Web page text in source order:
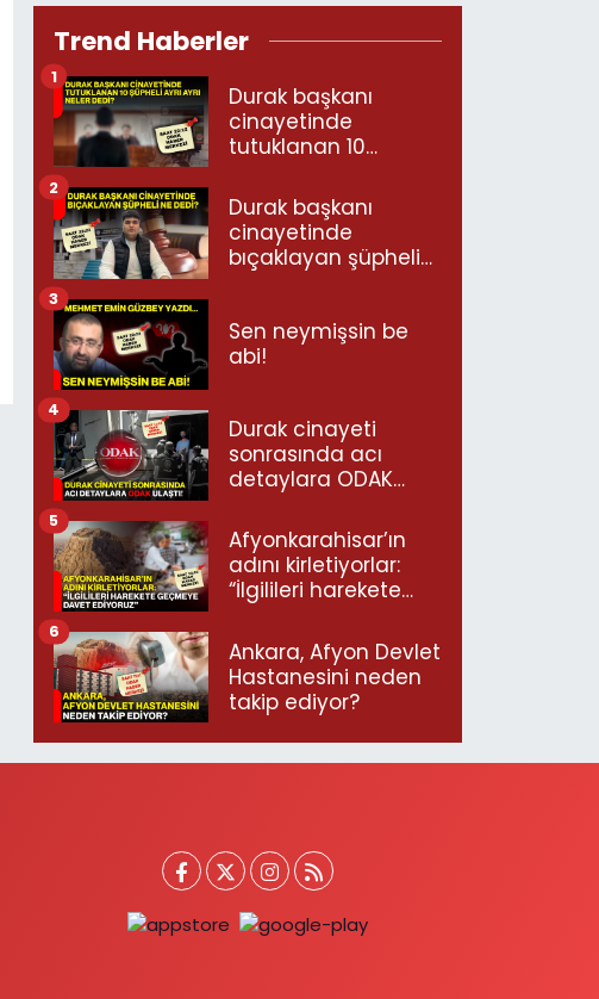
Trend Haberler
Durak başkanı
cinayetinde
tutuklanan 10
neler dedi?
1
Durak başkanı
cinayetinde
bıçaklayan şüpheli
2
Sen neymişsin be
abi!
3
Durak cinayeti
sonrasında acı
detaylara ODAK
4
Afyonkarahisar’ın
adını kirletiyorlar:
“İlgilileri harekete
ediyoruz”
5
Ankara, Afyon Devlet
Hastanesini neden
takip ediyor?
6